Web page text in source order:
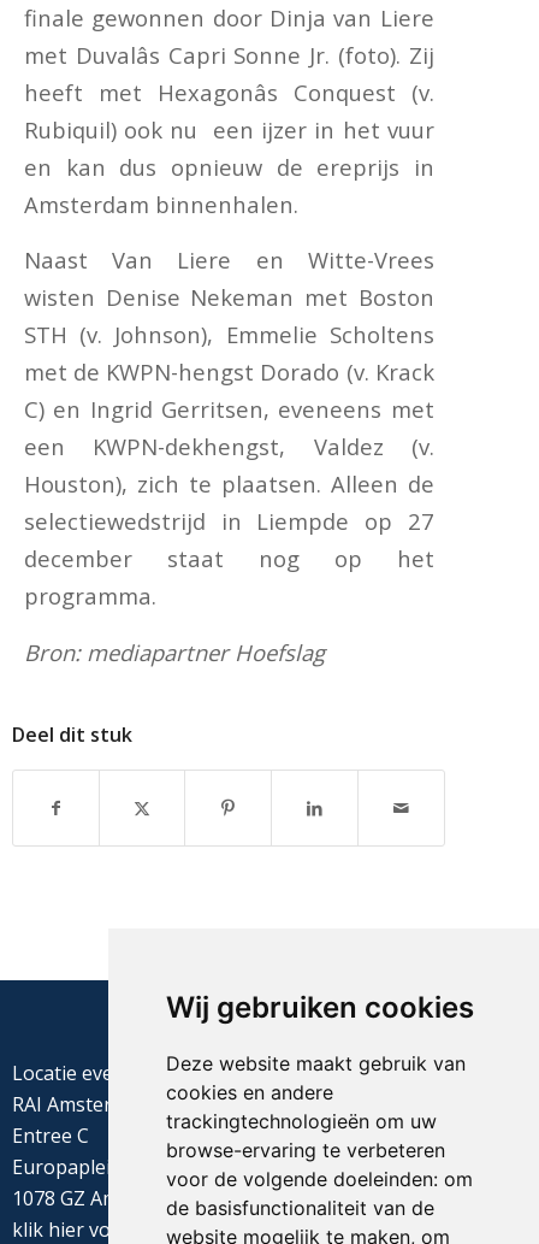
Wij gebruiken cookies
Deze website maakt gebruik van
cookies en andere
trackingtechnologieën om uw
browse-ervaring te verbeteren
voor de volgende doeleinden: om
de basisfunctionaliteit van de
website mogelijk te maken, om
finale gewonnen door Dinja van Liere
met Duvalâs Capri Sonne Jr. (foto). Zij
heeft met Hexagonâs Conquest (v.
Rubiquil) ook nu een ijzer in het vuur
en kan dus opnieuw de ereprijs in
Amsterdam binnenhalen.
Naast Van Liere en Witte-Vrees
wisten Denise Nekeman met Boston
STH (v. Johnson), Emmelie Scholtens
met de KWPN-hengst Dorado (v. Krack
C) en Ingrid Gerritsen, eveneens met
een KWPN-dekhengst, Valdez (v.
Houston), zich te plaatsen. Alleen de
selectiewedstrijd in Liempde op 27
december staat nog op het
programma.
Bron: mediapartner Hoefslag
Deel dit stuk
Locatie evenement
RAI Amsterdam
Entree C
Europaplein 22
1078 GZ Amsterdam
klik hiervoor de routebeschrijving